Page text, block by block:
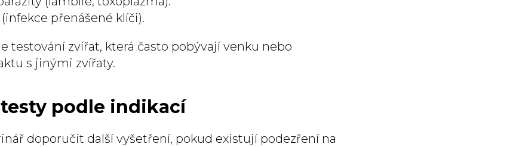
přenášené klíči).
testování zvířat, která často pobývají venku nebo
s jinými zvířaty.
podle indikací
doporučit další vyšetření, pokud existují podezření na